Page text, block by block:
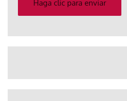
Haga clic para enviar